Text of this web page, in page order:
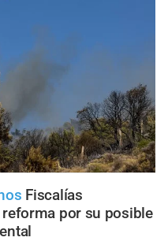
Fiscalías
por su posible